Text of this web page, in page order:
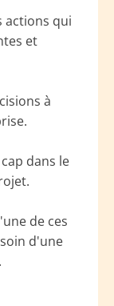
actions qui
et
à
dans le
de ces
d'une